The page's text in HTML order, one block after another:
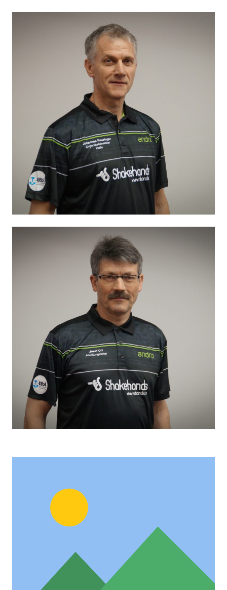
Josef Ort
Jugendtrainer
Andrii Zvinko
Jugendtrainer